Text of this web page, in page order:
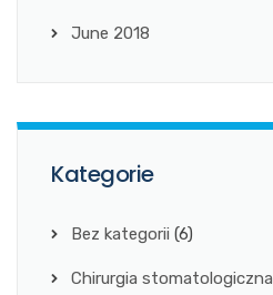
June 2018
Kategorie
Bez kategorii (6)
Chirurgia stomatologiczna